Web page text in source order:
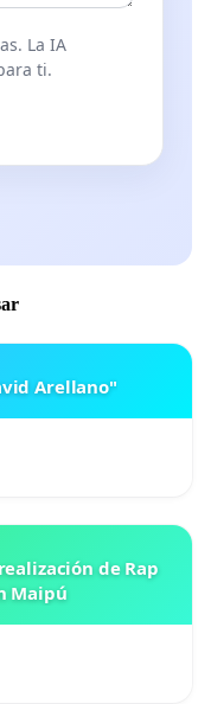
La IA
ti.
Arellano"
de Rap
Maipú